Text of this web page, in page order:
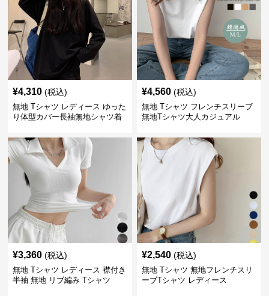
¥4,310 (税込)
無地 Tシャツ レディース ゆった
り体型カバー長袖無地シャツ着
¥4,560 (税込)
無地 Tシャツ フレンチスリーブ
無地Tシャツ大人カジュアル
¥3,360 (税込)
無地 Tシャツ レディース 襟付き
半袖 無地 リブ編み Tシャツ
¥2,540 (税込)
無地 Tシャツ 無地フレンチスリ
ーブTシャツ レディース